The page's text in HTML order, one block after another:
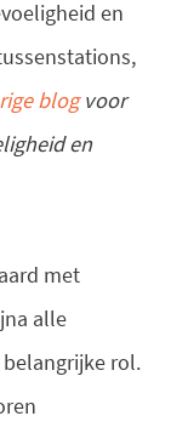
en
blogvoor
en
met
alle
rol.